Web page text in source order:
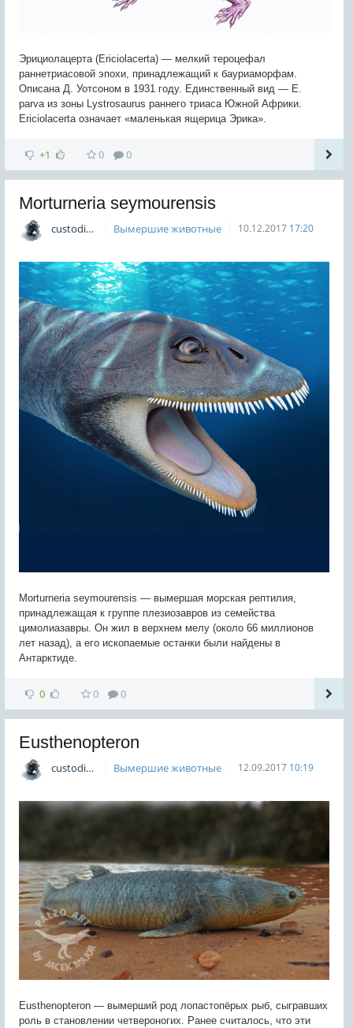
Эрициолацерта (Ericiolacerta) — мелкий тероцефал
раннетриасовой эпохи, принадлежащий к бауриаморфам.
Описана Д. Уотсоном в 1931 году. Единственный вид — E.
parva из зоны Lystrosaurus раннего триаса Южной Африки.
Ericiolacerta означает «маленькая ящерица Эрика».
+1 0 0
Morturneria seymourensis
custodian Вымершие животные 10.12.2017 17:20
Morturneria seymourensis — вымершая морская рептилия,
принадлежащая к группе плезиозавров из семейства
цимолиазавры. Он жил в верхнем мелу (около 66 миллионов
лет назад), а его ископаемые останки были найдены в
Антарктиде.
0 0 0
Eusthenopteron
custodian Вымершие животные 12.09.2017 10:19
Eusthenopteron — вымерший род лопастопёрых рыб, сыгравших
роль в становлении четвероногих. Ранее считалось, что эти